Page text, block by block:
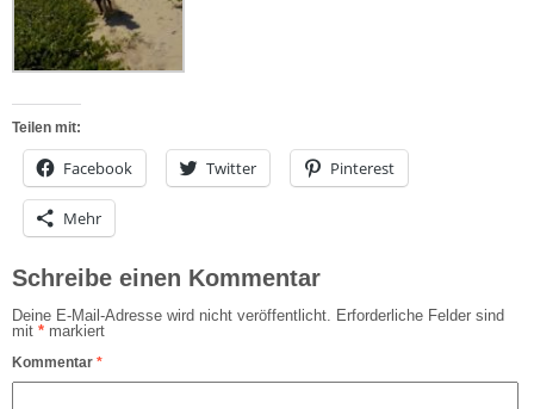
Teilen mit:
Facebook Twitter Pinterest
Mehr
Schreibe einen Kommentar
Deine E-Mail-Adresse wird nicht veröffentlicht. Erforderliche Felder sind
mit * markiert
Kommentar *